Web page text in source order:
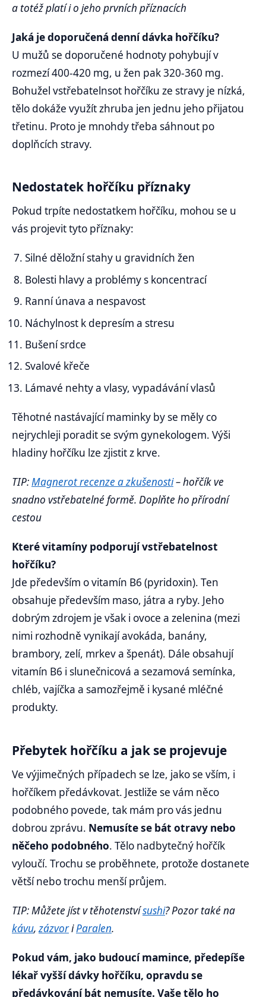
a totéž platí i o jeho prvních příznacích
Jaká je doporučená denní dávka hořčíku?
U mužů se doporučené hodnoty pohybují v
rozmezí 400-420 mg, u žen pak 320-360 mg.
Bohužel vstřebatelnsot hořčíku ze stravy je nízká,
tělo dokáže využít zhruba jen jednu jeho přijatou
třetinu. Proto je mnohdy třeba sáhnout po
doplňcích stravy.
Nedostatek hořčíku příznaky
Pokud trpíte nedostatkem hořčíku, mohou se u
vás projevit tyto příznaky:
Silné děložní stahy u gravidních žen
Bolesti hlavy a problémy s koncentrací
Ranní únava a nespavost
Náchylnost k depresím a stresu
Bušení srdce
Svalové křeče
Lámavé nehty a vlasy, vypadávání vlasů
Těhotné nastávající maminky by se měly co
nejrychleji poradit se svým gynekologem. Výši
hladiny hořčíku lze zjistit z krve.
TIP:Magnerot recenze a zkušenosti– hořčík ve
snadno vstřebatelné formě. Doplňte ho přírodní
cestou
Které vitamíny podporují vstřebatelnost
hořčíku?
Jde především o vitamín B6 (pyridoxin). Ten
obsahuje především maso, játra a ryby. Jeho
dobrým zdrojem je však i ovoce a zelenina (mezi
nimi rozhodně vynikají avokáda, banány,
brambory, zelí, mrkev a špenát). Dále obsahují
vitamín B6 i slunečnicová a sezamová semínka,
chléb, vajíčka a samozřejmě i kysané mléčné
produkty.
Přebytek hořčíku a jak se projevuje
Ve výjimečných případech se lze, jako se vším, i
hořčíkem předávkovat. Jestliže se vám něco
podobného povede, tak mám pro vás jednu
dobrou zprávu. Nemusíte se bát otravy nebo
něčeho podobného. Tělo nadbytečný hořčík
vyloučí. Trochu se proběhnete, protože dostanete
větší nebo trochu menší průjem.
TIP: Můžete jíst v těhotenstvísushi? Pozor také na
kávu,zázvoriParalen.
Pokud vám, jako budoucí mamince, předepíše
lékař vyšší dávky hořčíku, opravdu se
předávkování bát nemusíte. Vaše tělo ho